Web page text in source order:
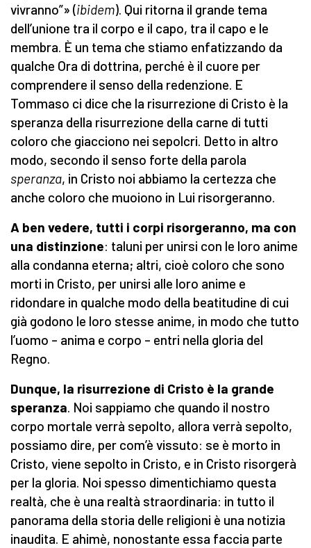
vivranno”» (ibidem). Qui ritorna il grande tema
dell’unione tra il corpo e il capo, tra il capo e le
membra. È un tema che stiamo enfatizzando da
qualche Ora di dottrina, perché è il cuore per
comprendere il senso della redenzione. E
Tommaso ci dice che la risurrezione di Cristo è la
speranza della risurrezione della carne di tutti
coloro che giacciono nei sepolcri. Detto in altro
modo, secondo il senso forte della parola
speranza, in Cristo noi abbiamo la certezza che
anche coloro che muoiono in Lui risorgeranno.
A ben vedere, tutti i corpi risorgeranno, ma con
una distinzione: taluni per unirsi con le loro anime
alla condanna eterna; altri, cioè coloro che sono
morti in Cristo, per unirsi alle loro anime e
ridondare in qualche modo della beatitudine di cui
già godono le loro stesse anime, in modo che tutto
l’uomo – anima e corpo – entri nella gloria del
Regno.
Dunque, la risurrezione di Cristo è la grande
speranza. Noi sappiamo che quando il nostro
corpo mortale verrà sepolto, allora verrà sepolto,
possiamo dire, per com’è vissuto: se è morto in
Cristo, viene sepolto in Cristo, e in Cristo risorgerà
per la gloria. Noi spesso dimentichiamo questa
realtà, che è una realtà straordinaria: in tutto il
panorama della storia delle religioni è una notizia
inaudita. E ahimè, nonostante essa faccia parte